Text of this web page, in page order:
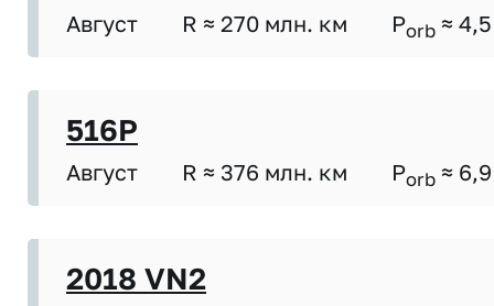
Август R ≈ 270 млн. км Porb ≈ 4,5
516P
Август R ≈ 376 млн. км Porb ≈ 6,9
2018 VN2